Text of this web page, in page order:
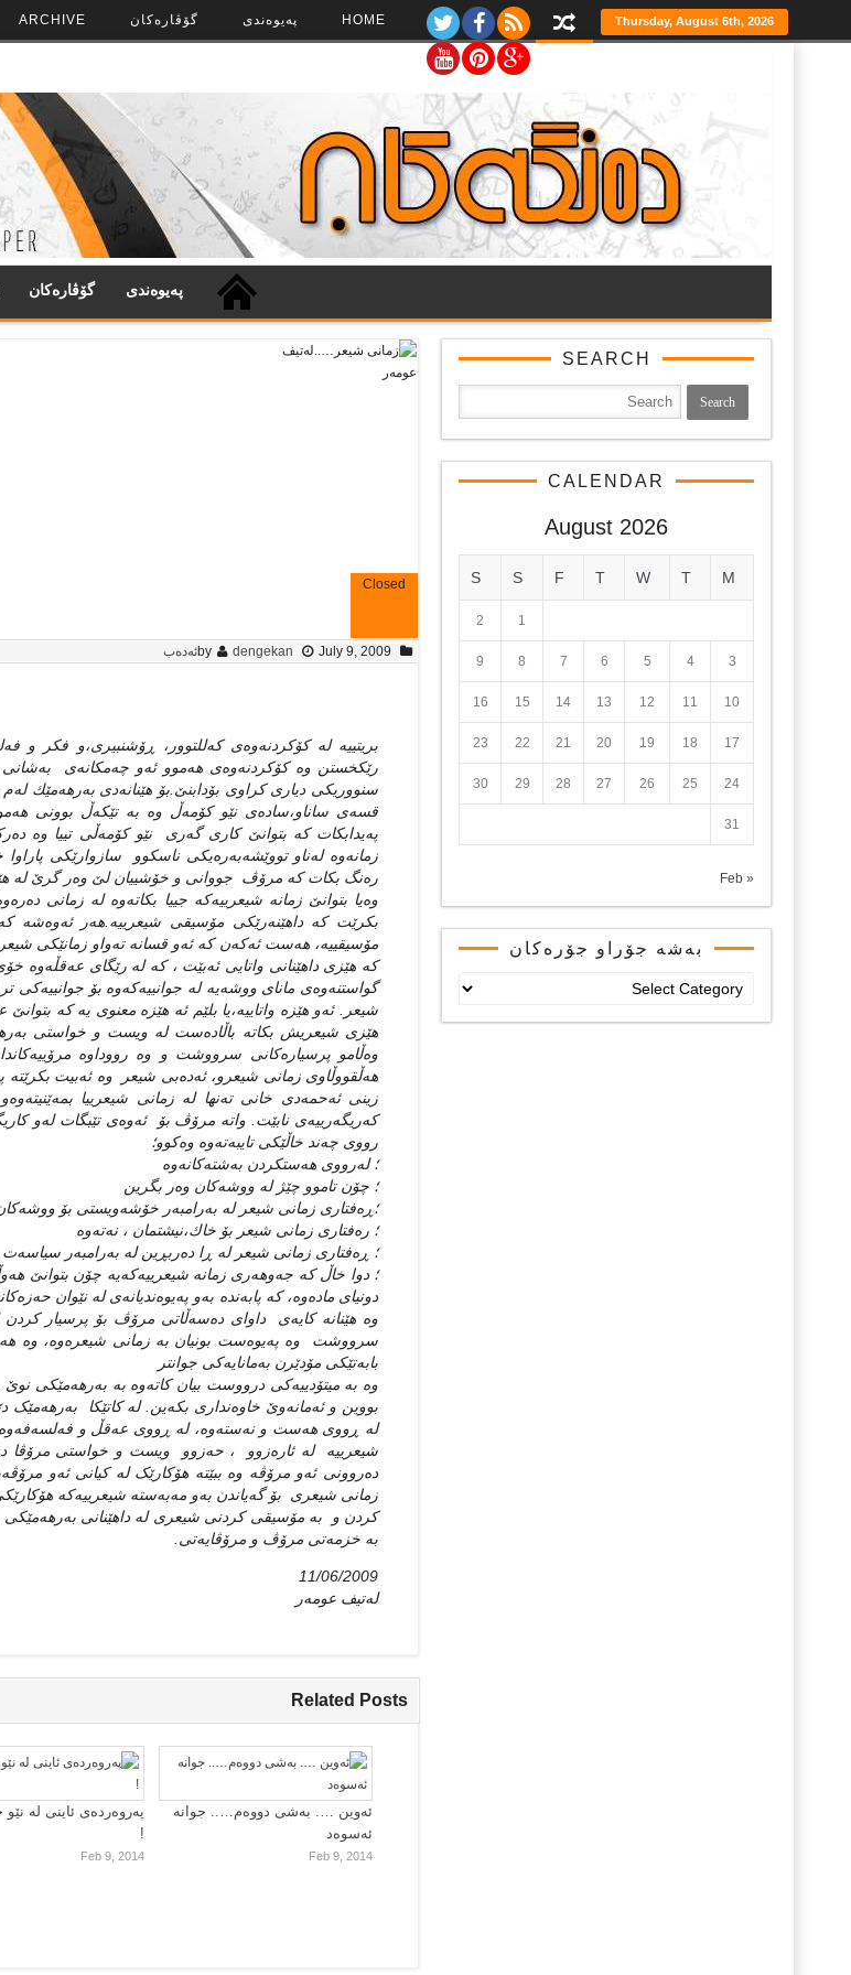
ARCHIVE گۆڤاره‌کان په‌‌یوه‌ندی HOME Thursday, August 6th, 2026
گۆڤاره‌کان په‌‌یوه‌ندی
Closed
by dengekan July 9, 2009 ئەدەب
بریتییه‌ له‌ کۆکردنه‌وه‌ی که‌للتوور، ڕۆشنبیری،و فکر و
رێکخستن وه‌ کۆکردنه‌وه‌ی هه‌موو ئه‌و چه‌مکانه‌ی
سنووریکی دیاری کراوی بۆدابنێ.بۆ هێنانه‌دی به‌رهه‌مێك
قسه‌ی ساناو،ساده‌ی نێو کۆمه‌ڵ وه‌ به‌ تێکه‌ڵ بوونی
په‌یدابکات که‌ بتوانێ کاری گه‌ری نێو کۆمه‌ڵی تییا وه‌
زمانه‌وه‌ له‌ناو تووێشه‌به‌ره‌یکی ناسکوو سازوارێکی
ره‌نگ بکات که‌ مرۆڤ جووانی و خۆشییان لێ وه‌ر گرێ له‌
وه‌یا بتوانێ زمانه‌ شیعرییه‌که‌ جییا بکاته‌وه‌ له‌ زمانی
بکرێت که‌ داهێنه‌رێکی مۆسیقی شیعرییه‌.هه‌ر ئه‌وه‌شه‌
مۆسیقییه‌، هه‌ست ئه‌که‌ن که‌ ئه‌و قسانه‌ ته‌واو زمانێکی
که‌ هێزی داهێنانی واتایی ئه‌بێت ، که‌ له‌ رێگای عه‌قڵه‌وه‌
گواستنه‌وه‌ی مانای ووشه‌یه‌ له‌ جوانییه‌که‌وه‌ بۆ
شیعر. ئه‌و هێزه‌ واتاییه‌،یا بلێم ئه‌ هێزه‌ معنوی یه‌ که‌
هێزی شیعریش بکاته‌ باڵاده‌ست له‌ ویست و خواستی
وه‌ڵامو پرسیاره‌کانی سرووشت و وه‌ رووداوه‌
هه‌ڵقووڵاوی زمانی شیعرو، ئه‌ده‌بی شیعر وه‌ ئه‌بیت بکرێته‌
زینی ئه‌حمه‌دی خانی ته‌نها له‌ زمانی شیعرییا
که‌ریگه‌رییه‌ی نابێت. واته‌ مرۆڤ بۆ ئه‌وه‌ی تێبگات له‌و
رووی چه‌ند خاڵێکی تایبه‌ته‌وه‌ وه‌کوو؛
؛ له‌رووی هه‌ستکردن به‌شته‌کانه‌وه‌
؛ چۆن تاموو چێژ له‌ ووشه‌کان وه‌ر بگرین
؛ڕه‌فتاری زمانی شیعر له‌ به‌رامبه‌ر خۆشه‌ویستی بۆ
؛ ره‌فتاری زمانی شیعر بۆ خاك،نیشتمان ، نه‌ته‌وه‌
؛ ڕه‌فتاری زمانی شیعر له‌ ڕا ده‌ربڕین له‌ به‌رامبه‌ر سیاسه‌ت
؛ دوا خاڵ که‌ جه‌وهه‌ری زمانه‌ شیعرییه‌که‌یه‌ چۆن بتوانێ
دونیای ماده‌وه‌، که‌ پابه‌نده‌ به‌و په‌یوه‌ندیانه‌ی له‌ نێوان
وه‌ هێنانه‌ کایه‌ی داوای ده‌سه‌ڵاتی مرۆڤ بۆ پرسیار
سرووشت وه‌ په‌یوه‌ست بونیان به‌ زمانی شیعره‌وه‌، وه‌
بابه‌تێکی مۆدێرن به‌مانایه‌کی جوانتر
وه‌ به‌ میتۆدییه‌کی درووست بیان کاته‌وه‌ به‌ به‌رهه‌مێکی
بووین و ئه‌مانه‌وێ خاوه‌نداری بکه‌ین. له‌ کاتێکا
له‌ ڕووی هه‌ست و نه‌سته‌وه‌، له‌ ڕووی عه‌قڵ و فه‌لسه‌فه‌وه‌
شیعرییه‌ له‌ ئاره‌زوو ، حه‌زوو ویست و خواستی مرۆڤا
ده‌روونی ئه‌و مرۆڤه‌ وه‌ ببێته‌ هۆکارێک له‌ کیانی ئه‌و
زمانی شیعری بۆ گه‌یاندن به‌و مه‌به‌سته‌ شیعرییه‌که‌
کردن و به‌ مۆسیقی کردنی شیعری له‌ داهێنانی به‌رهه‌مێکی
به‌ خزمه‌تی مرۆڤ و مرۆڤایه‌تی.
11/06/2009
له‌تیف عومه‌ر
Related Posts
پەروەردەی ئاینی لە نێو
!
Feb 9, 2014
ئەوین …. بەشی دووەم….. جوانە
ئەسوەد
Feb 9, 2014
SEARCH
CALENDAR
August 2026
M
T
W
T
F
S
S
1
2
3
4
5
6
7
8
9
10
11
12
13
14
15
16
17
18
19
20
21
22
23
24
25
26
27
28
29
30
31
« Feb
بەشە جۆراو جۆرەکان
جۆرەکان